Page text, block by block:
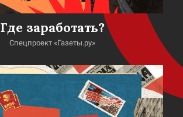
Где заработать?
Спецпроект «Газеты.ру»